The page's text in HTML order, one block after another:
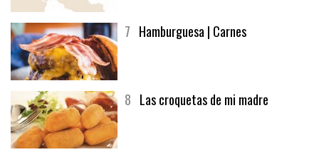
7 Hamburguesa | Carnes
8 Las croquetas de mi madre